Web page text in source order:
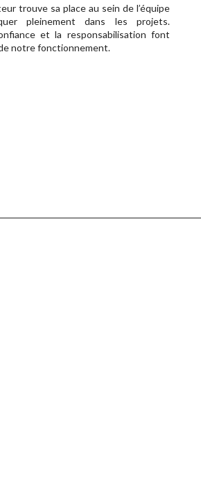
trouve sa place au sein de l’équipe
pleinement dans les projets.
et la responsabilisation font
notre fonctionnement.